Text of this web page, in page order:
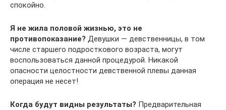
спокойно.
Я не жила половой жизнью, это не
противопоказание? Девушки — девственницы, в том
числе старшего подросткового возраста, могут
воспользоваться данной процедурой. Никакой
опасности целостности девственной плевы данная
операция не несет!
Когда будут видны результаты? Предварительная